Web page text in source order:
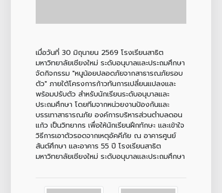
เมื่อวันที่ 30 มิถุนายน 2569 โรงเรียนสาธิต
มหาวิทยาลัยเชียงใหม่ ระดับอนุบาลและประถมศึกษา
จัดกิจกรรม "หนูน้อยปลอดภัยจากสาธารณภัยรอบ
ตัว" ภายใต้โครงการก้าวทันการเปลี่ยนแปลงและ
พร้อมปรับตัว สำหรับนักเรียนระดับอนุบาลและ
ประถมศึกษา โดยทีมจากหน่วยงานป้องกันและ
บรรเทาสาธารณภัย องค์การบริหารส่วนตำบลดอน
แก้ว เป็นวิทยากร เพื่อให้นักเรียนฝึกทักษะ และเข้าใจ
วิธีการเอาตัวรอดจากเหตุอัคคีภัย ณ อาคารศูนย์
สันต์ศึกษา และอาคาร 55 ปี โรงเรียนสาธิต
มหาวิทยาลัยเชียงใหม่ ระดับอนุบาลและประถมศึกษา